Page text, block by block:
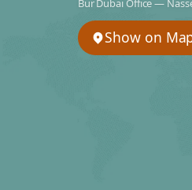
Bur Dubai Office —
Show on